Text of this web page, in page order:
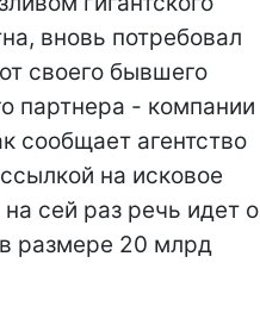
вновь потребовал
своего бывшего
партнера - компании
сообщает агентство
на исковое
на сей раз речь идет о
размере 20 млрд